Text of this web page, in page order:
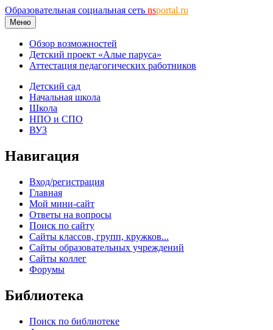
Образовательная социальная сеть nsportal.ru
Меню
Обзор возможностей
Детский проект «Алые паруса»
Аттестация педагогических работников
Детский сад
Начальная школа
Школа
НПО и СПО
ВУЗ
Навигация
Вход/регистрация
Главная
Мой мини-сайт
Ответы на вопросы
Поиск по сайту
Сайты классов, групп, кружков...
Сайты образовательных учреждений
Сайты коллег
Форумы
Библиотека
Поиск по библиотеке